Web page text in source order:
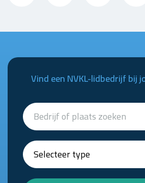
Vind een NVKL-lidbedrijf bij